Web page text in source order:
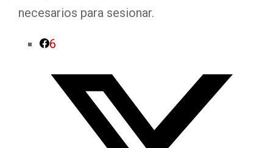
necesarios para sesionar.
6